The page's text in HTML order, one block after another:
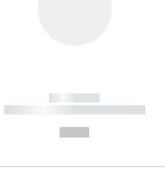
------------
----------- ----------- ----------